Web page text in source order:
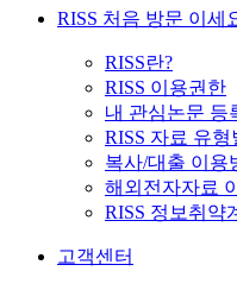
RISS 처음 방문 이세
RISS란?
RISS 이용권한
내 관심논문 등
RISS 자료 유형
복사/대출 이용
해외전자자료
RISS 정보취약
고객센터